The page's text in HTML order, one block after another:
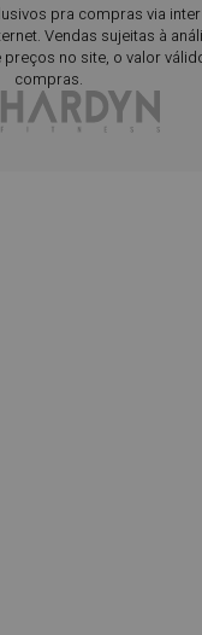
pra compras via
Vendas sujeitas à
no site, o valor
compras.